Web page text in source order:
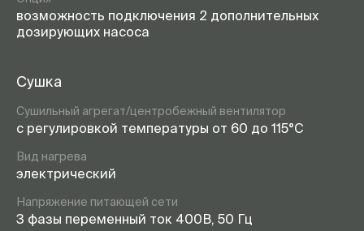
возможность подключения 2 дополнительных
дозирующих насоса
Сушка
Сушильный агрегат/центробежный вентилятор
с регулировкой температуры от 60 до 115°С
Вид нагрева
электрический
Напряжение питающей сети
3 фазы переменный ток 400В, 50 Гц